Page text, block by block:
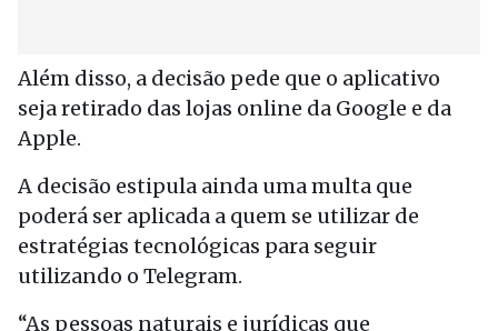
Além disso, a decisão pede que o aplicativo
seja retirado das lojas online da Google e da
Apple.
A decisão estipula ainda uma multa que
poderá ser aplicada a quem se utilizar de
estratégias tecnológicas para seguir
utilizando o Telegram.
“As pessoas naturais e jurídicas que